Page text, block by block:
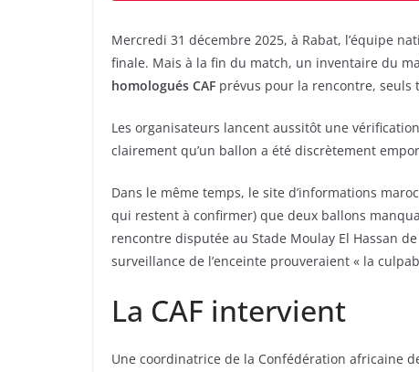
Mercredi 31 décembre 2025, à Rabat, l’équipe
finale. Mais à la fin du match, un inventaire du
homologués CAF prévus pour la rencontre,
Les organisateurs lancent aussitôt une
clairement qu’un ballon a été discrètement
Dans le même temps, le site d’informations
qui restent à confirmer) que deux ballons
rencontre disputée au Stade Moulay El Hassan
surveillance de l’enceinte prouveraient « la
La CAF intervient
Une coordinatrice de la Confédération africaine